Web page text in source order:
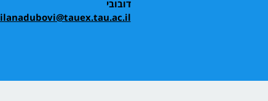
דובובי
ilanadubovi@tauex.tau.ac.il